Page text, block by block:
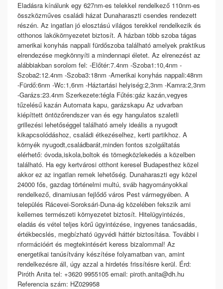
Eladásra kínálunk egy 627nm-es telekkel rendelkező 110nm-es
összközműves családi házat Dunaharaszti csendes rendezett
részén. Az ingatlan jó elosztású világos terekkel rendelkezik és
otthonos lakókörnyezetet biztosít. A házban több szoba tágas
amerikai konyhás nappali fürdőszoba található amelyek praktikus
elrendezése megkönnyíti a mindennapi életet. Az elrenezést az
alábbiakban sorolom fel: -Előtér:7.4nm -Szoba1:10,4nm -
Szoba2:12.4nm -Szoba3:18nm -Amerikai konyhás nappali:48nm
-Fürdő:6nm -Wc:1,6nm -Háztartási helyiség:2,3nm -Kamra:2,3nm
-Garázs:23.4nm Szerkezete:tégla Fűtés:gáz kazán,vegyes
tűzelésű kazán Automata kapu, garázskapu Az udvarban
kiépíttett öntözőrendszer van és egy hangulatos szaletli
grillezési lehetőséggel található amely ideális a nyugodt
kikapcsolódáshoz, családi étkezéselhez, kerti partikhoz. A
környék nyugodt,családbarát,minden fontos szolgáltatás
elérhető: óvoda,iskola,boltok és tömegközlekedés a közelben
található. Ha egy kertvárosi otthont keresel Budapesthez közel
akkor ez az ingatlan remek lehetőség. Dunaharaszti egy közel
24000 fős, gazdag történelmi multú, sváb hagyományokkal
rendelkező, dinamiusan fejlődő város Pest vármegyében. A
település Rácevei-Soroksári-Duna-ág közelében fekszik ami
kellemes természeti környezetet biztosít. Hitelügyintézés,
eladás és vétel teljes körű ügyintézése, ingyenes tanácsadás,
értékbecslés, megbízható ügyvédi háttér biztosítása. További i
nformációért és megtekintésért keress bizalommal! Az
energetikai tanúsítvány készítése folyamatban van, amint
rendelkezésre áll, úgy azzal a hirdetés frissítésre kerül. Érd:
Piróth Anita tel: +3620 9955105 email: piroth.anita@dh.hu
Referencia szám: HZ029958